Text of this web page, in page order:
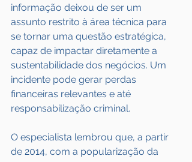
informação deixou de ser um
assunto restrito à área técnica para
se tornar uma questão estratégica,
capaz de impactar diretamente a
sustentabilidade dos negócios. Um
incidente pode gerar perdas
financeiras relevantes e até
responsabilização criminal.
O especialista lembrou que, a partir
de 2014, com a popularização da